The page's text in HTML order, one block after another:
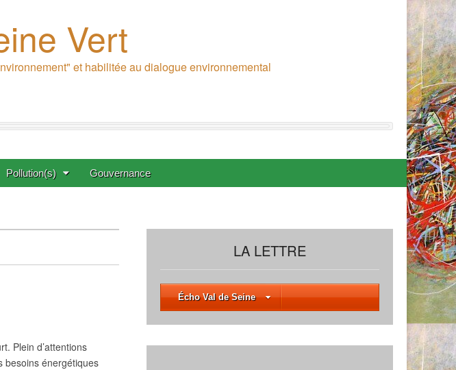
Vert
et habilitée au dialogue environnemental
Pollution(s) Gouvernance
Plein d’attentions
besoins énergétiques
LA LETTRE
Écho Val de Seine